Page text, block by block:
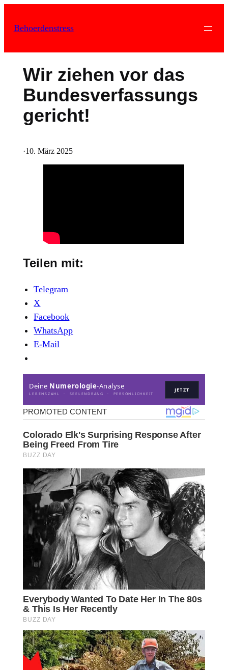
Inhalt
Behoerdenstress
Wir ziehen vor das
Bundesverfassungs
gericht!
·10. März 2025
Teilen mit:
Telegram
X
Facebook
WhatsApp
E-Mail
Deine Numerologie-Analyse
LEBENSZAHL · SEELENDRANG · PERSÖNLICHKEIT
JETZT